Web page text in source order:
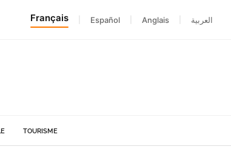
Français Español Anglais العربية
TOURISME